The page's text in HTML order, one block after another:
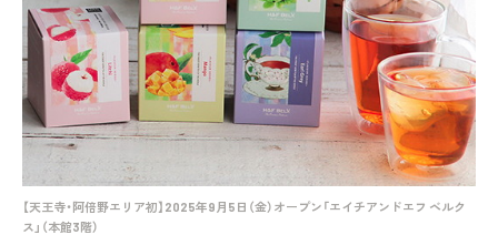
【天王寺・阿倍野エリア初】2025年9月5日（金）オープン「エイチアンドエフ ベルク
ス」（本館3階）